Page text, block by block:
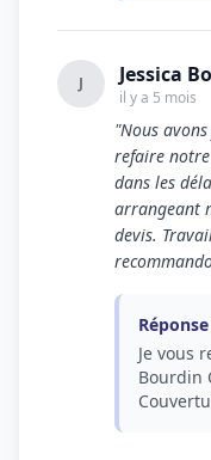
J Jessica
il y a 5 mois
"Nous
refaire
dans les
arrangeant
devis.
Je vous
Bourdin